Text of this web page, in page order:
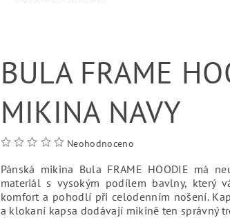
BULA FRAME
MIKINA NAVY
Neohodnoceno
Pánská mikina Bula FRAME HOODIE má
materiál s vysokým podílem bavlny, který
komfort a pohodlí při celodenním nošení.
a klokaní kapsa dodávají mikině ten správný